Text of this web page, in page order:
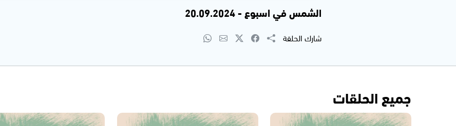
الشمس في اسبوع - 20.09.2024
شارك الحلقة
جميع الحلقات